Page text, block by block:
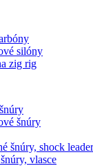
silóny
zig rig
šnúry
šnúry, shock leader
vlasce